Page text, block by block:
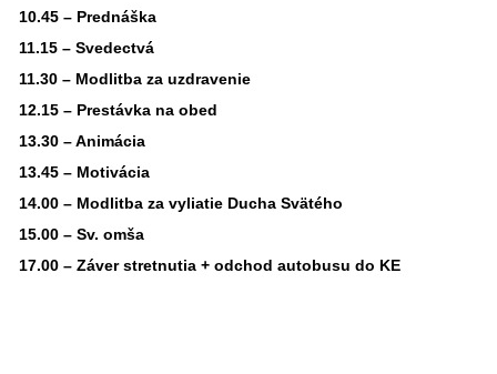
10.45 – Prednáška
11.15 – Svedectvá
11.30 – Modlitba za uzdravenie
12.15 – Prestávka na obed
13.30 – Animácia
13.45 – Motivácia
14.00 – Modlitba za vyliatie Ducha Svätého
15.00 – Sv. omša
17.00 – Záver stretnutia + odchod autobusu do KE